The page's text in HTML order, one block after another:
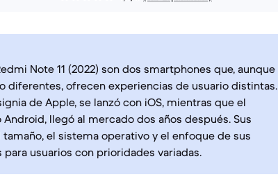
Note 11 (2022) son dos smartphones que, aunque
diferentes, ofrecen experiencias de usuario distintas.
de Apple, se lanzó con iOS, mientras que el
llegó al mercado dos años después. Sus
el sistema operativo y el enfoque de sus
usuarios con prioridades variadas.